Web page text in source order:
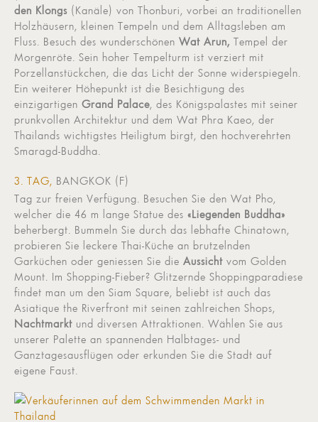
den Klongs (Kanäle) von Thonburi, vorbei an traditionellen
Holzhäusern, kleinen Tempeln und dem Alltagsleben am
Fluss. Besuch des wunderschönen Wat Arun, Tempel der
Morgenröte. Sein hoher Tempelturm ist verziert mit
Porzellanstückchen, die das Licht der Sonne widerspiegeln.
Ein weiterer Höhepunkt ist die Besichtigung des
einzigartigen Grand Palace, des Königspalastes mit seiner
prunkvollen Architektur und dem Wat Phra Kaeo, der
Thailands wichtigstes Heiligtum birgt, den hochverehrten
Smaragd-Buddha.
3. TAG, BANGKOK (F)
Tag zur freien Verfügung. Besuchen Sie den Wat Pho,
welcher die 46 m lange Statue des «Liegenden Buddha»
beherbergt. Bummeln Sie durch das lebhafte Chinatown,
probieren Sie leckere Thai-Küche an brutzelnden
Garküchen oder geniessen Sie die Aussicht vom Golden
Mount. Im Shopping-Fieber? Glitzernde Shoppingparadiese
findet man um den Siam Square, beliebt ist auch das
Asiatique the Riverfront mit seinen zahlreichen Shops,
Nachtmarkt und diversen Attraktionen. Wählen Sie aus
unserer Palette an spannenden Halbtages- und
Ganztagesausflügen oder erkunden Sie die Stadt auf
eigene Faust.